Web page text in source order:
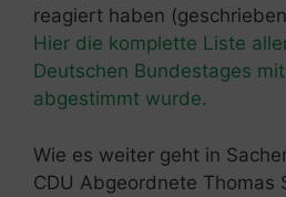
reagiert haben
Hier die komplette Liste
Deutschen Bundestages
abgestimmt wurde.
Wie es weiter geht in
CDU Abgeordnete Thomas